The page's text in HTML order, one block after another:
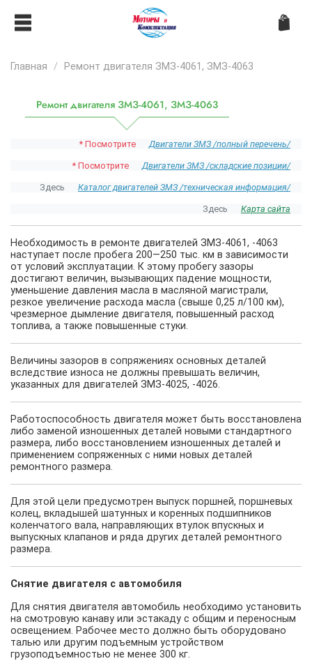
Главная Ремонт двигателя ЗМЗ-4061, ЗМЗ-4063
Ремонт двигателя ЗМЗ-4061, ЗМЗ-4063
* Посмотрите Двигатели ЗМЗ /полный перечень/
* Посмотрите Двигатели ЗМЗ /складские позиции/
Здесь Каталог двигателей ЗМЗ /техническая информация/
Здесь Карта сайта
Необходимость в ремонте двигателей ЗМЗ-4061, -4063
наступает после пробега 200—250 тыс. км в зависимости
от условий эксплуатации. К этому пробегу зазоры
достигают величин, вызывающих падение мощности,
уменьшение давления масла в масляной магистрали,
резкое увеличение расхода масла (свыше 0,25 л/100 км),
чрезмерное дымление двигателя, повышенный расход
топлива, а также повышенные стуки.
Величины зазоров в сопряжениях основных деталей
вследствие износа не должны превышать величин,
указанных для двигателей ЗМЗ-4025, -4026.
Работоспособность двигателя может быть восстановлена
либо заменой изношенных деталей новыми стандартного
размера, либо восстановлением изношенных деталей и
применением сопряженных с ними новых деталей
ремонтного размера.
Для этой цели предусмотрен выпуск поршней, поршневых
колец, вкладышей шатунных и коренных подшипников
коленчатого вала, направляющих втулок впускных и
выпускных клапанов и ряда других деталей ремонтного
размера.
Снятие двигателя с автомобиля
Для снятия двигателя автомобиль необходимо установить
на смотровую канаву или эстакаду с общим и переносным
освещением. Рабочее место должно быть оборудовано
талью или другим подъемным устройством
грузоподъемностью не менее 300 кг.